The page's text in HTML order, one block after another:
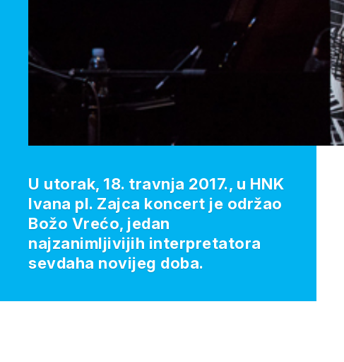
U utorak, 18. travnja 2017., u HNK
Ivana pl. Zajca koncert je održao
Božo Vrećo, jedan
najzanimljivijih interpretatora
sevdaha novijeg doba.